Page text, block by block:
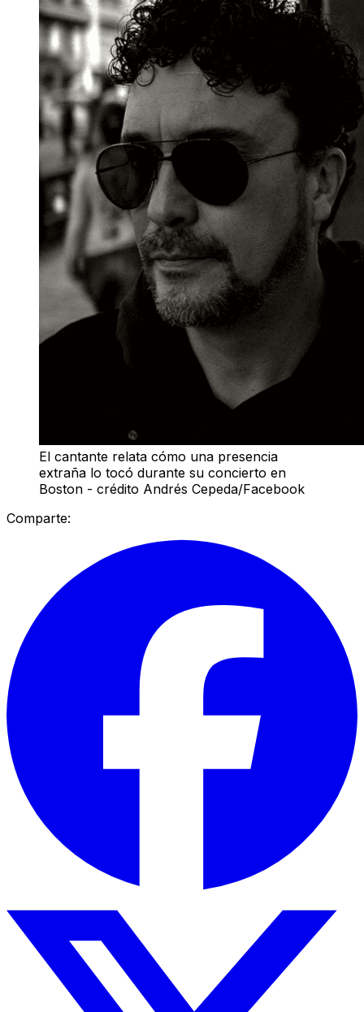
El cantante relata cómo una presencia
extraña lo tocó durante su concierto en
Boston - crédito Andrés Cepeda/Facebook
Comparte: